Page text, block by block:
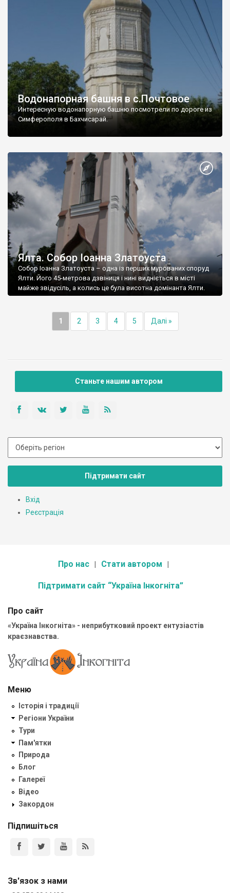
Водонапорная башня в с.Почтовое
Интересную водонапорную башню посмотрели по дороге из
Симферополя в Бахчисарай.
Ялта. Собор Іоанна Златоуста
Собор Іоанна Златоуста – одна із перших мурованих споруд
Ялти. Його 45-метрова дзвіниця і нині видніється в місті
майже звідусіль, а колись це була висотна домінанта Ялти.
1 2 3 4 5 Далі »
Станьте нашим автором
Підтримати сайт
Вхід
Реєстрація
Про нас Стати автором
Підтримати сайт “Україна Інкогніта”
Про сайт
«Україна Інкогніта» - неприбутковий проект ентузіастів
краєзнавства.
Меню
Історія і традиції
Регіони України
Тури
Пам'ятки
Природа
Блог
Галереї
Відео
Закордон
Підпишіться
Зв'язок з нами